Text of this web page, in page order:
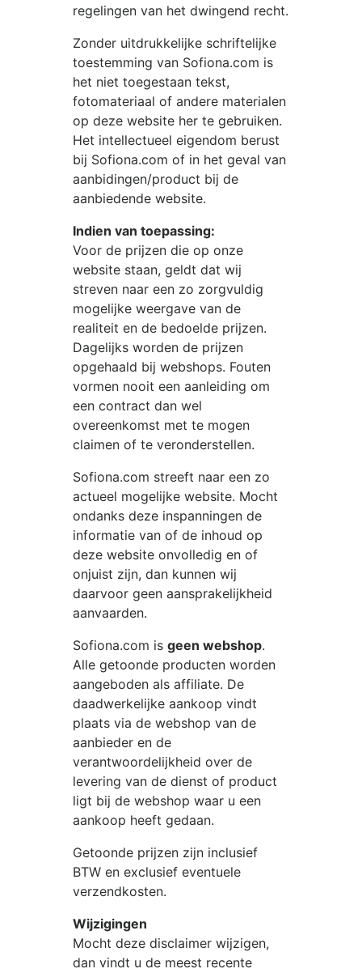
regelingen van het dwingend recht.
Zonder uitdrukkelijke schriftelijke
toestemming van Sofiona.com is
het niet toegestaan tekst,
fotomateriaal of andere materialen
op deze website her te gebruiken.
Het intellectueel eigendom berust
bij Sofiona.com of in het geval van
aanbidingen/product bij de
aanbiedende website.
Indien van toepassing:
Voor de prijzen die op onze
website staan, geldt dat wij
streven naar een zo zorgvuldig
mogelijke weergave van de
realiteit en de bedoelde prijzen.
Dagelijks worden de prijzen
opgehaald bij webshops. Fouten
vormen nooit een aanleiding om
een contract dan wel
overeenkomst met te mogen
claimen of te veronderstellen.
Sofiona.com streeft naar een zo
actueel mogelijke website. Mocht
ondanks deze inspanningen de
informatie van of de inhoud op
deze website onvolledig en of
onjuist zijn, dan kunnen wij
daarvoor geen aansprakelijkheid
aanvaarden.
Sofiona.com is geen webshop.
Alle getoonde producten worden
aangeboden als affiliate. De
daadwerkelijke aankoop vindt
plaats via de webshop van de
aanbieder en de
verantwoordelijkheid over de
levering van de dienst of product
ligt bij de webshop waar u een
aankoop heeft gedaan.
Getoonde prijzen zijn inclusief
BTW en exclusief eventuele
verzendkosten.
Wijzigingen
Mocht deze disclaimer wijzigen,
dan vindt u de meest recente